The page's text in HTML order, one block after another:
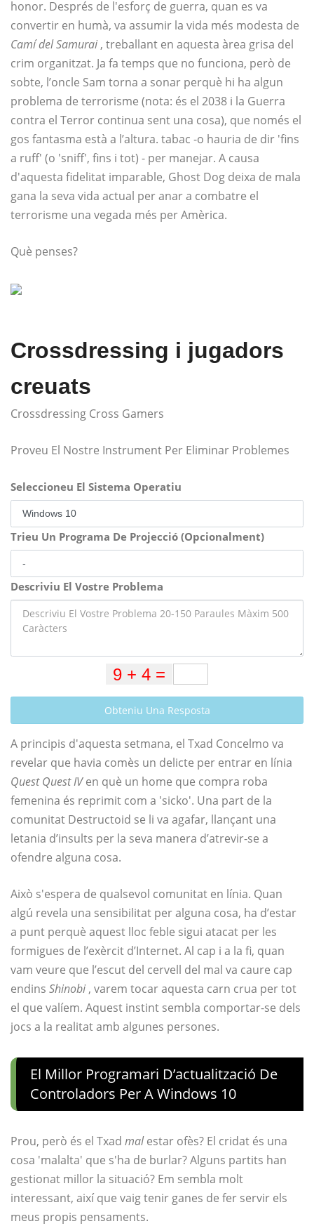
honor. Després de l'esforç de guerra, quan es va
convertir en humà, va assumir la vida més modesta de
Camí del Samurai , treballant en aquesta àrea grisa del
crim organitzat. Ja fa temps que no funciona, però de
sobte, l’oncle Sam torna a sonar perquè hi ha algun
problema de terrorisme (nota: és el 2038 i la Guerra
contra el Terror continua sent una cosa), que només el
gos fantasma està a l’altura. tabac -o hauria de dir 'fins
a ruff' (o 'sniff', fins i tot) - per manejar. A causa
d'aquesta fidelitat imparable, Ghost Dog deixa de mala
gana la seva vida actual per anar a combatre el
terrorisme una vegada més per Amèrica.
Què penses?
Crossdressing i jugadors
creuats
Crossdressing Cross Gamers
Proveu El Nostre Instrument Per Eliminar Problemes
Seleccioneu El Sistema Operatiu
Trieu Un Programa De Projecció (Opcionalment)
Descriviu El Vostre Problema
Obteniu Una Resposta
A principis d'aquesta setmana, el Txad Concelmo va
revelar que havia comès un delicte per entrar en línia
Quest Quest IVen què un home que compra roba
femenina és reprimit com a 'sicko'. Una part de la
comunitat Destructoid se li va agafar, llançant una
letania d’insults per la seva manera d’atrevir-se a
ofendre alguna cosa.
Això s'espera de qualsevol comunitat en línia. Quan
algú revela una sensibilitat per alguna cosa, ha d’estar
a punt perquè aquest lloc feble sigui atacat per les
formigues de l’exèrcit d’Internet. Al cap i a la fi, quan
vam veure que l’escut del cervell del mal va caure cap
endins Shinobi , varem tocar aquesta carn crua per tot
el que valíem. Aquest instint sembla comportar-se dels
jocs a la realitat amb algunes persones.
El Millor Programari D’actualització De
Controladors Per A Windows 10
Prou, però és el Txad malestar ofès? El cridat és una
cosa 'malalta' que s'ha de burlar? Alguns partits han
gestionat millor la situació? Em sembla molt
interessant, així que vaig tenir ganes de fer servir els
meus propis pensaments.